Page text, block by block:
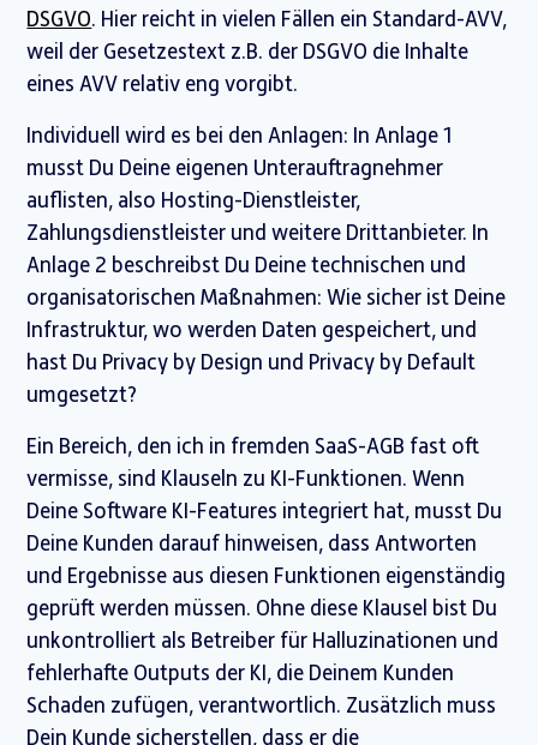
DSGVO. Hier reicht in vielen Fällen ein Standard-AVV,
weil der Gesetzestext z.B. der DSGVO die Inhalte
eines AVV relativ eng vorgibt.
Individuell wird es bei den Anlagen: In Anlage 1
musst Du Deine eigenen Unterauftragnehmer
auflisten, also Hosting-Dienstleister,
Zahlungsdienstleister und weitere Drittanbieter. In
Anlage 2 beschreibst Du Deine technischen und
organisatorischen Maßnahmen: Wie sicher ist Deine
Infrastruktur, wo werden Daten gespeichert, und
hast Du Privacy by Design und Privacy by Default
umgesetzt?
Ein Bereich, den ich in fremden SaaS-AGB fast oft
vermisse, sind Klauseln zu KI-Funktionen. Wenn
Deine Software KI-Features integriert hat, musst Du
Deine Kunden darauf hinweisen, dass Antworten
und Ergebnisse aus diesen Funktionen eigenständig
geprüft werden müssen. Ohne diese Klausel bist Du
unkontrolliert als Betreiber für Halluzinationen und
fehlerhafte Outputs der KI, die Deinem Kunden
Schaden zufügen, verantwortlich. Zusätzlich muss
Dein Kunde sicherstellen, dass er die